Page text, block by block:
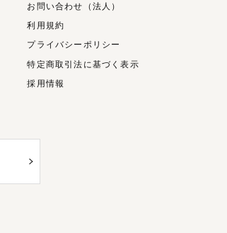
お問い合わせ（法人）
利用規約
プライバシーポリシー
特定商取引法に基づく表示
採用情報